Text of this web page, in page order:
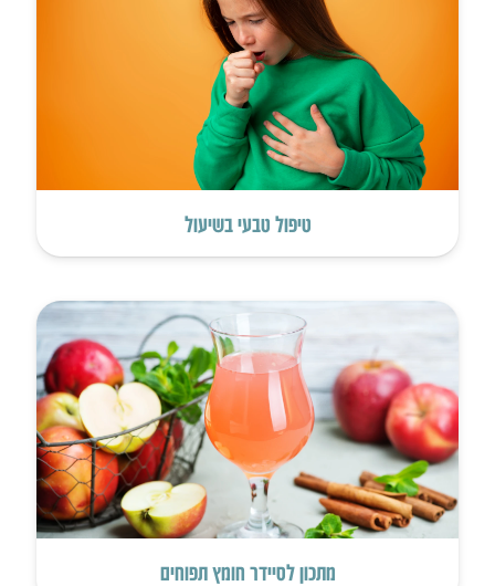
טיפול טבעי בשיעול
מתכון לסיידר חומץ תפוחים